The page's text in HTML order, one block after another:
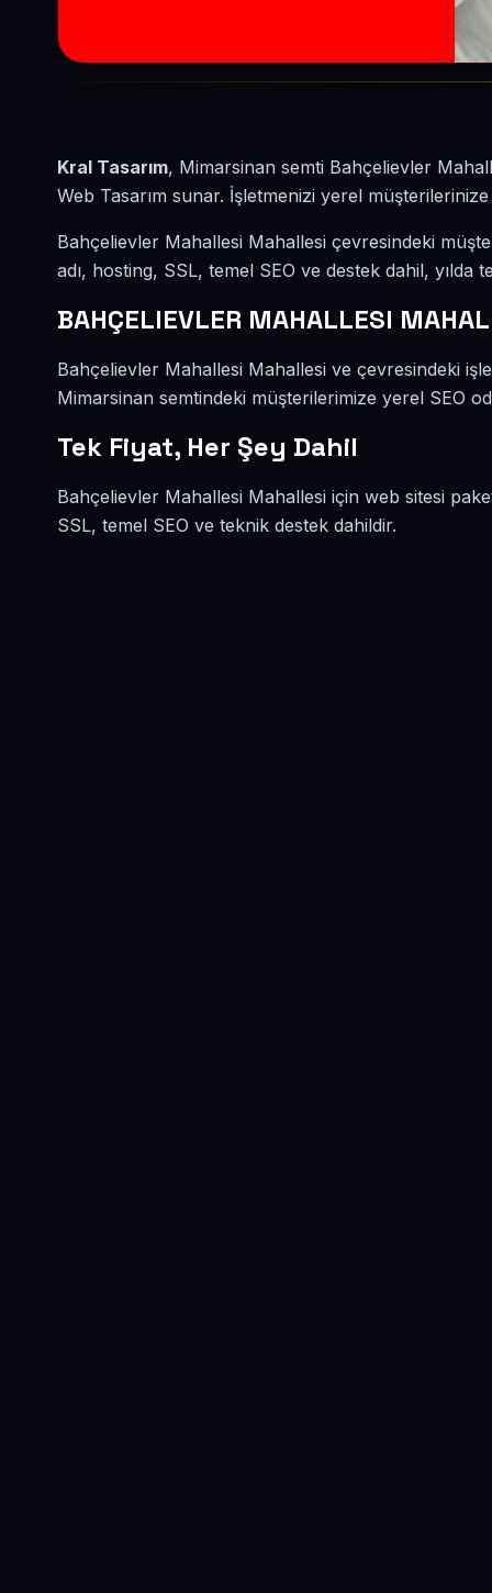
Kral Tasarım, Mimarsinan semti Bahçelievler
Web Tasarım sunar. İşletmenizi yerel
Bahçelievler Mahallesi Mahallesi çevresindeki
adı, hosting, SSL, temel SEO ve destek dahil, yılda
BAHÇELIEVLER MAHALLESI
Bahçelievler Mahallesi Mahallesi ve çevresindeki
Mimarsinan semtindeki müşterilerimize yerel SEO
Tek Fiyat, Her Şey Dahil
Bahçelievler Mahallesi Mahallesi için web sitesi
SSL, temel SEO ve teknik destek dahildir.